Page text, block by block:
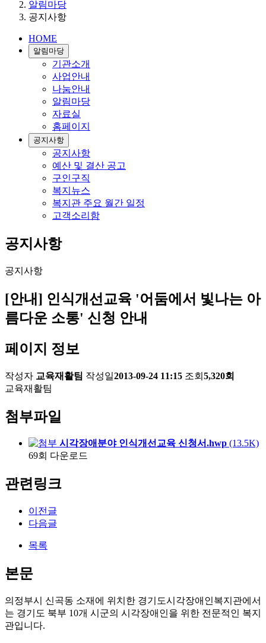
알림마당
공지사항
HOME
알림마당
기관소개
사업안내
나눔안내
알림마당
자료실
홈페이지
공지사항
공지사항
예산 및 결산 공고
구인구직
복지뉴스
복지관 주요 월간 일정
고객소리함
공지사항
공지사항
[안내] 인식개선교육 '어둠에서 빛나는 아
름다운 소통' 신청 안내
페이지 정보
작성자 교육재활팀 작성일2013-09-24 11:15 조회 5,320회
교육재활팀
첨부파일
시각장애분야 인식개선교육 신청서.hwp (13.5K)
69회 다운로드
관련링크
이전글
다음글
목록
본문
의정부시 신곡동 소재에 위치한 경기도시각장애인복지관에서
는 경기도 북부 10개 시군의 시각장애인을 위한 전문적인 복지
관입니다.